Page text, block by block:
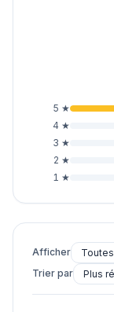
5 ★
4 ★
3 ★
2 ★
1 ★
Afficher
Trier par